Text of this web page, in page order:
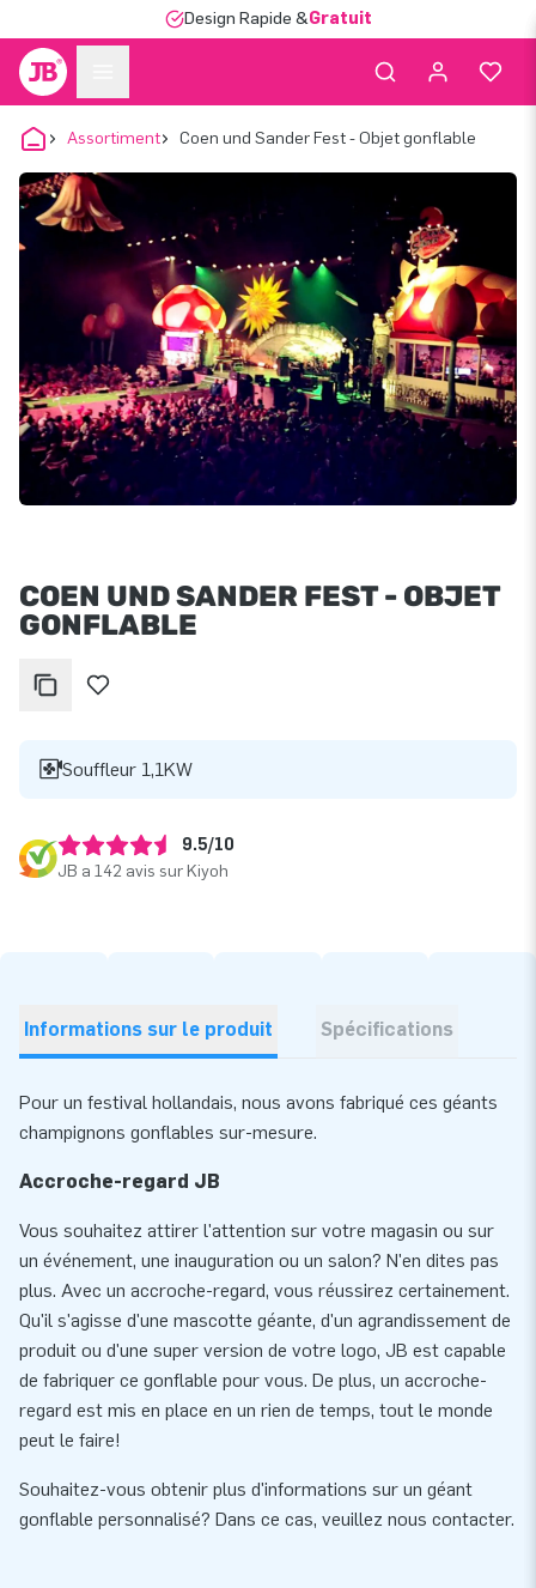
Design Rapide &Gratuit
Assortiment Coen und Sander Fest - Objet gonflable
COEN UND SANDER FEST - OBJET
GONFLABLE
Souffleur 1,1KW
9.5/10
JB a 142 avis sur Kiyoh
Informations sur le produit Spécifications
Pour un festival hollandais, nous avons fabriqué ces géants
champignons gonflables sur-mesure.
Accroche-regard JB
Vous souhaitez attirer l'attention sur votre magasin ou sur
un événement, une inauguration ou un salon? N'en dites pas
plus. Avec un accroche-regard, vous réussirez certainement.
Qu'il s'agisse d'une mascotte géante, d'un agrandissement de
produit ou d'une super version de votre logo, JB est capable
de fabriquer ce gonflable pour vous. De plus, un accroche-
regard est mis en place en un rien de temps, tout le monde
peut le faire!
Souhaitez-vous obtenir plus d'informations sur un géant
gonflable personnalisé? Dans ce cas, veuillez nous contacter.